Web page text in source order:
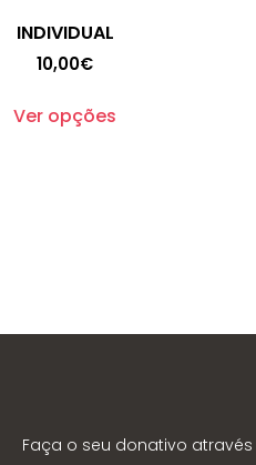
INDIVIDUAL
10,00€
Ver opções
Faça o seu donativo através